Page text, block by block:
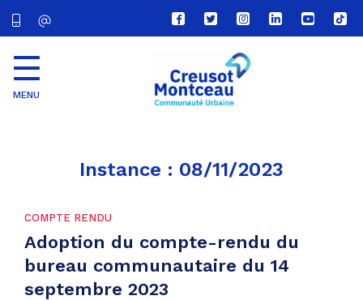
Lien
vers
compte
Facebook
Lien
vers
compte
Twitter
Lien
vers
le
compte
Lien
vers
Lien
vers
Lien
vers
MENU
Instance : 08/11/2023
COMPTE RENDU
Adoption du compte-rendu du
bureau communautaire du 14
septembre 2023